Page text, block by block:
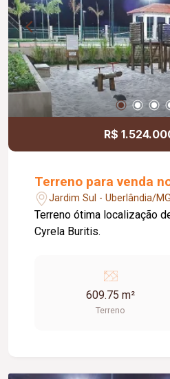
R$
Terreno para venda
Jardim Sul - Uberlândia/MG
Terreno ótima localização
Cyrela Buritis.
609.75 m²
Terreno